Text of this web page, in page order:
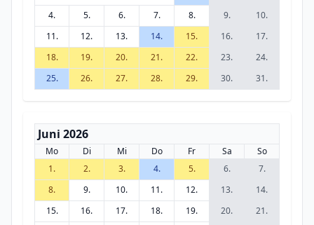
4.
5. 6. 7. 8. 9.
10.
11.
12. 13. 14. 15. 16.
17.
18.
19. 20. 21. 22. 23.
24.
25.
26. 27. 28. 29. 30. 31.
Juni 2026
Mo Di Mi Do Fr Sa
So
1.
2. 3. 4. 5. 6.
7.
8.
9. 10. 11. 12. 13.
14.
15.
16. 17. 18. 19. 20.
21.